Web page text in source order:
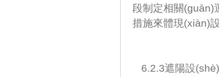
段制定相關(guān)
措施來體現(xiàn)設
6.2.3遮陽設